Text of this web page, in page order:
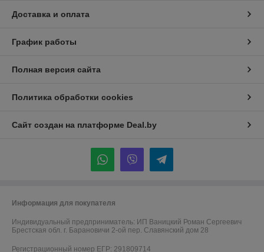
Доставка и оплата
График работы
Полная версия сайта
Политика обработки cookies
Сайт создан на платформе Deal.by
Информация для покупателя
Индивидуальный предприниматель: ИП Ваницкий Роман Сергеевич
Брестская обл. г. Барановичи 2-ой пер. Славянский дом 28
Регистрационный номер ЕГР: 291809714